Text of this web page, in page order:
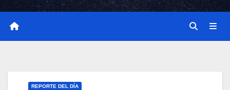
REPORTE DEL DÍA